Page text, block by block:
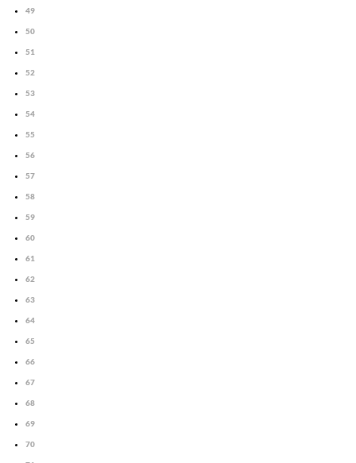
49
50
51
52
53
54
55
56
57
58
59
60
61
62
63
64
65
66
67
68
69
70